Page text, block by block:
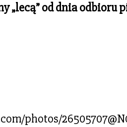
„lecą” od dnia odbioru
photos/